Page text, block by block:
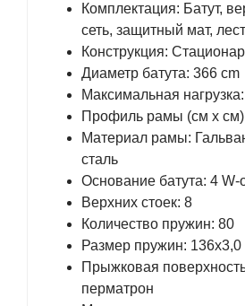
Комплектация: Батут,
сеть, защитный мат,
Конструкция:
Диаметр батута: 366 cm
Максимальная
Профиль рамы (см x
Материал рамы:
сталь
Основание батута: 4 W-
Верхних стоек: 8
Количество пружин: 80
Размер пружин: 136х3,0
Прыжковая
перматрон